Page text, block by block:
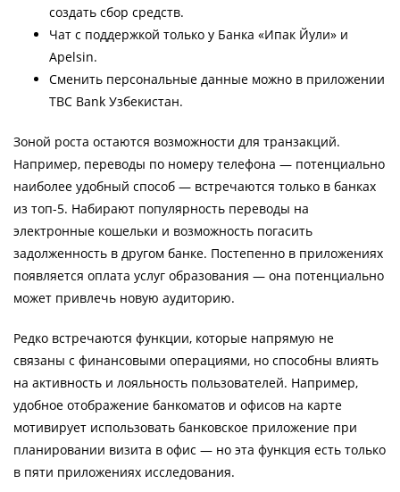
создать сбор средств.
Чат с поддержкой только у Банка «Ипак Йули» и
Apelsin.
Сменить персональные данные можно в приложении
TBC Bank Узбекистан.
Зоной роста остаются возможности для транзакций.
Например, переводы по номеру телефона — потенциально
наиболее удобный способ — встречаются только в банках
из топ-5. Набирают популярность переводы на
электронные кошельки и возможность погасить
задолженность в другом банке. Постепенно в приложениях
появляется оплата услуг образования — она потенциально
может привлечь новую аудиторию.
Редко встречаются функции, которые напрямую не
связаны с финансовыми операциями, но способны влиять
на активность и лояльность пользователей. Например,
удобное отображение банкоматов и офисов на карте
мотивирует использовать банковское приложение при
планировании визита в офис — но эта функция есть только
в пяти приложениях исследования.